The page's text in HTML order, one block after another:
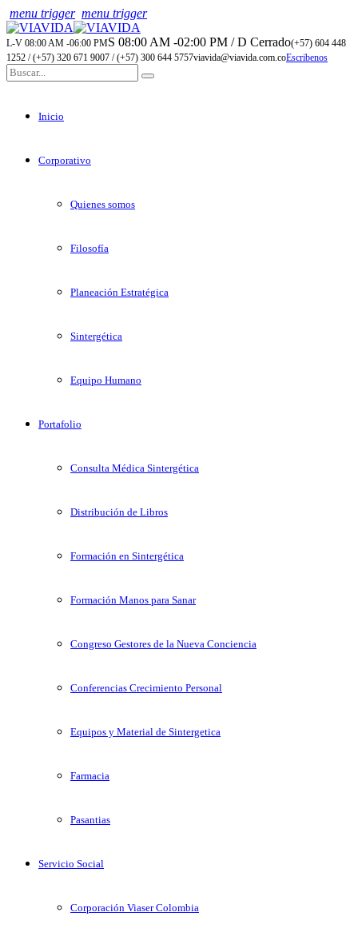
menu trigger menu trigger
L-V 08:00 AM -06:00 PMS 08:00 AM -02:00 PM / D Cerrado(+57) 604 448
1252 / (+57) 320 671 9007 / (+57) 300 644 5757viavida@viavida.com.coEscribenos
Inicio
Corporativo
Quienes somos
Filosofía
Planeación Estratégica
Sintergética
Equipo Humano
Portafolio
Consulta Médica Sintergética
Distribución de Libros
Formación en Sintergética
Formación Manos para Sanar
Congreso Gestores de la Nueva Conciencia
Conferencias Crecimiento Personal
Equipos y Material de Sintergetica
Farmacia
Pasantias
Servicio Social
Corporación Viaser Colombia